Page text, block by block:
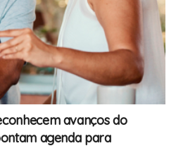
avanços do
agenda para